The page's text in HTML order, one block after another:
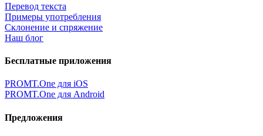
Перевод текста
Примеры употребления
Склонение и спряжение
Наш блог
Бесплатные приложения
PROMT.One для iOS
PROMT.One для Android
Предложения